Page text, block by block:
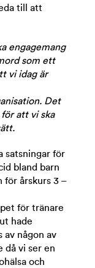
till att
engagemang
som ett
vi idag är
Det
att vi ska
satsningar för
bland barn
för årskurs 3 –
för tränare
hade
av någon av
då vi ser en
och